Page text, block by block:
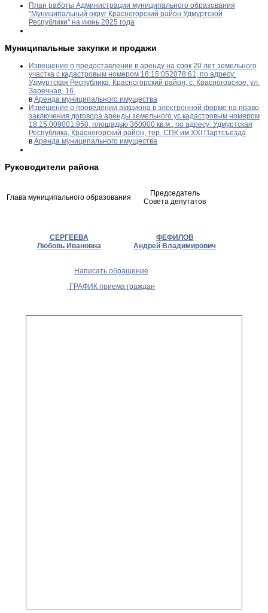
План работы Администрации муниципального образования
"Муниципальный округ Красногорский район Удмуртской
Республики" на июнь 2025 года
Муниципальные закупки и продажи
Извещение о предоставлении в аренду на срок 20 лет земельного
участка с кадастровым номером 18:15:052078:61, по адресу:
Удмуртская Республика, Красногорский район, с. Красногорское, ул.
Заречная, 16.
в Аренда муниципального имущества
Извещение о проведении аукциона в электронной форме на право
заключения договора аренды земельного ус кадастровым номером
18:15:009001:950, площадью 360000 кв.м., по адресу: Удмуртская
Республика, Красногорский район, тер. СПК им XXI Партсъезда
в Аренда муниципального имущества
Руководители района
Глава муниципального образования
Председатель
Совета депутатов
СЕРГЕЕВА
Любовь Ивановна
ФЕФИЛОВ
Андрей Владимирович
Написать обращение
ГРАФИК приема граждан